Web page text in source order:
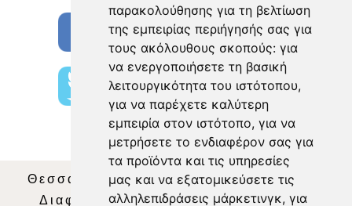
παρακολούθησης για τη βελτίωση
της εμπειρίας περιήγησής σας για
τους ακόλουθους σκοπούς: για
να ενεργοποιήσετε τη βασική
λειτουργικότητα του ιστότοπου,
για να παρέχετε καλύτερη
εμπειρία στον ιστότοπο, για να
μετρήσετε το ενδιαφέρον σας για
τα προϊόντα και τις υπηρεσίες
μας και να εξατομικεύσετε τις
αλληλεπιδράσεις μάρκετινγκ, για
Θεσσαλία Τηλεόραση|SNG Services
Διαφήμιση|Όροι Χρήσης|Δήλωση